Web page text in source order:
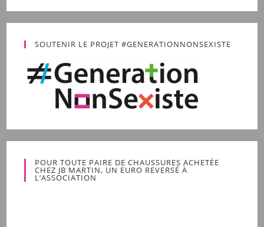
SOUTENIR LE PROJET #GENERATIONNONSEXISTE
POUR TOUTE PAIRE DE CHAUSSURES ACHETÉE
CHEZ JB MARTIN, UN EURO REVERSÉ À
L’ASSOCIATION